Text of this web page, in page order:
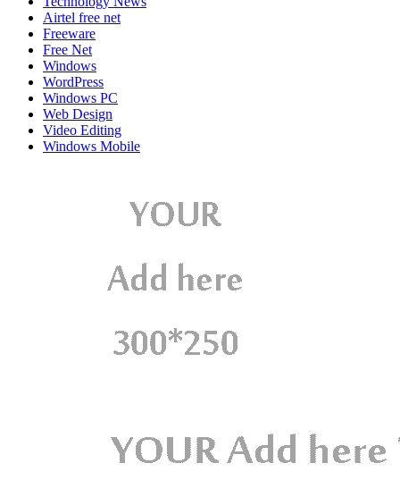
Airtel free net
Freeware
Free Net
Windows
WordPress
Windows PC
Web Design
Video Editing
Windows Mobile